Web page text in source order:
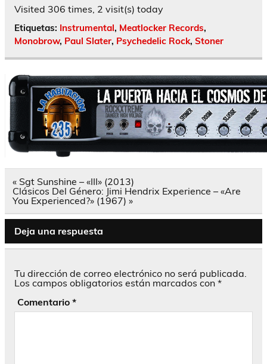
Visited 306 times, 2 visit(s) today
Etiquetas: Instrumental, Meatlocker Records,
Monobrow, Paul Slater, Psychedelic Rock, Stoner
Navegación
de
entradas
« Sgt Sunshine – «III» (2013)
Clásicos Del Género: Jimi Hendrix Experience – «Are
You Experienced?» (1967) »
Deja una respuesta
Tu dirección de correo electrónico no será publicada.
Los campos obligatorios están marcados con *
Comentario *